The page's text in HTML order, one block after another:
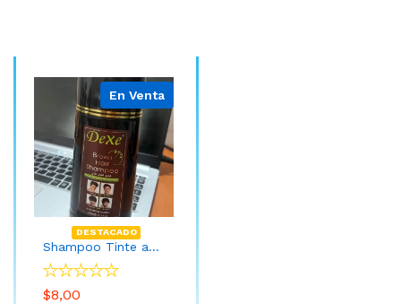
En Venta
DESTACADO
Shampoo Tinte al Mayor Marron y Negro
$8,00